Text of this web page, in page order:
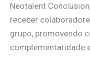
Neotalent
receber
grupo, promovendo
complementaridade